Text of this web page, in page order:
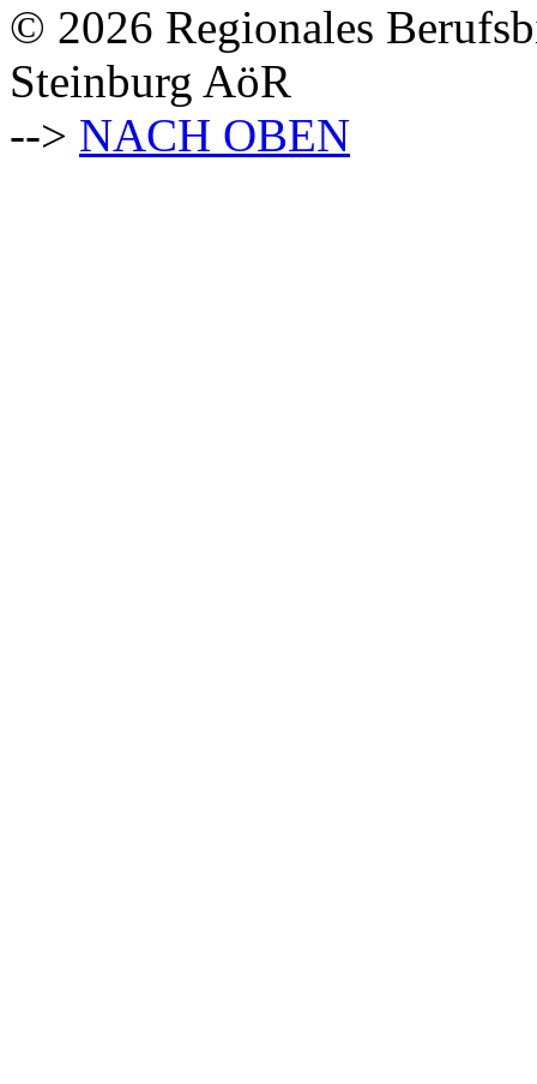
© 2026 Regionales
Steinburg AöR
--> NACH OBEN